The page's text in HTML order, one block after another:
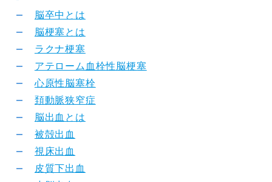
脳卒中とは
脳梗塞とは
ラクナ梗塞
アテローム血栓性脳梗塞
心原性脳塞栓
頚動脈狭窄症
脳出血とは
被殻出血
視床出血
皮質下出血